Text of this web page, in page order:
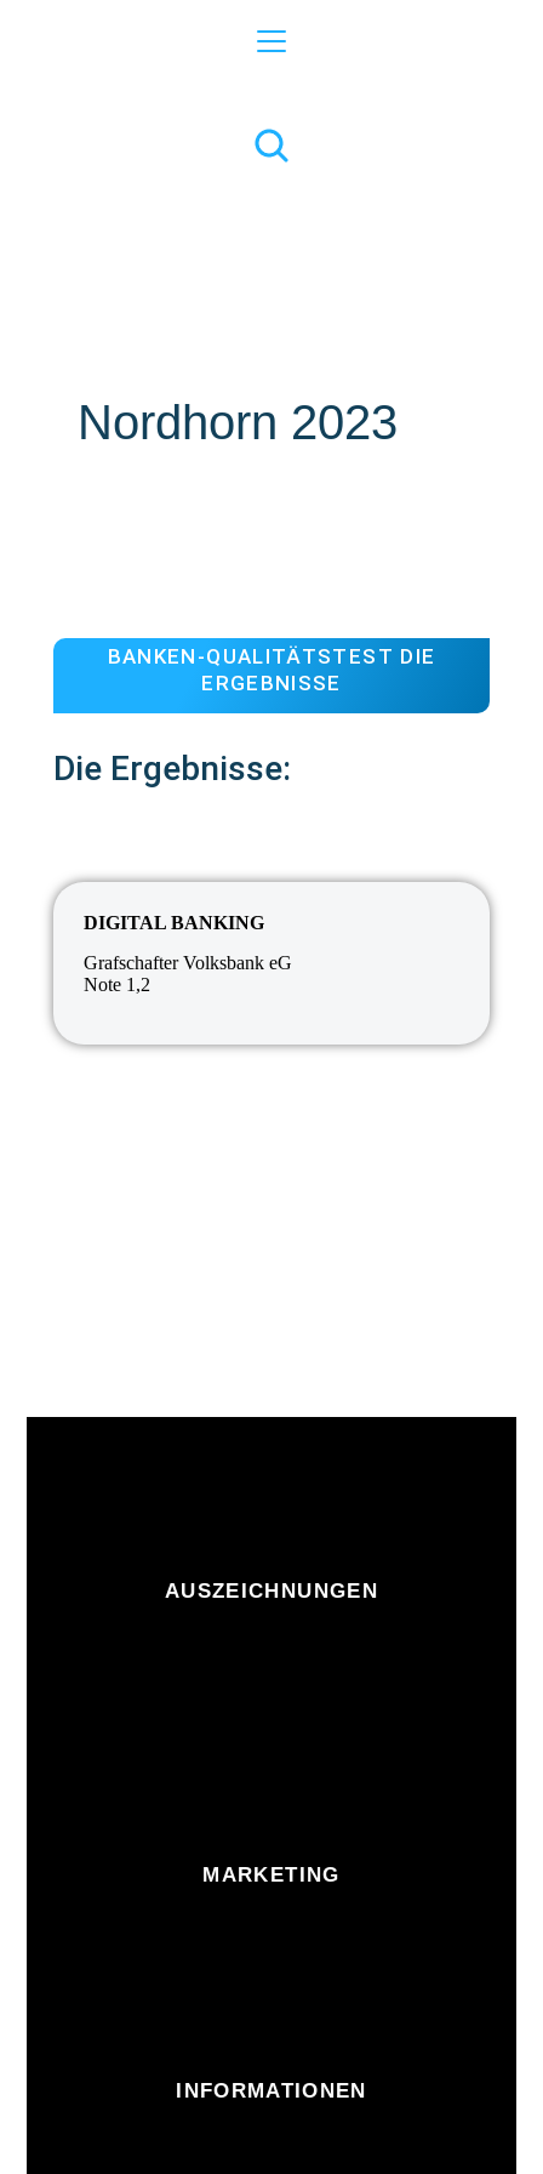
Nordhorn 2023
BANKEN-QUALITÄTSTEST DIE
ERGEBNISSE
Die Ergebnisse:
DIGITAL BANKING
Grafschafter Volksbank eG
Note 1,2
AUSZEICHNUNGEN
MARKETING
INFORMATIONEN